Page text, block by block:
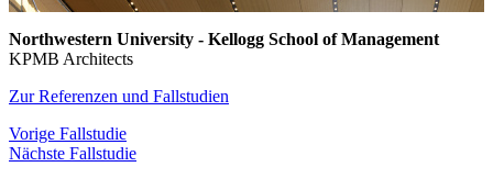
Northwestern University - Kellogg School of Management
KPMB Architects
Zur Referenzen und Fallstudien
Vorige Fallstudie
Nächste Fallstudie